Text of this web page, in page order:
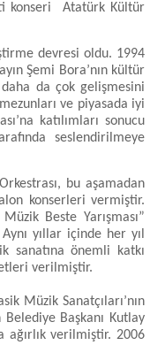
konseri Atatürk Kültür
devresi oldu. 1994
Şemi Bora’nın kültür
da çok gelişmesini
ve piyasada iyi
katılımları sonucu
seslendirilmeye
bu aşamadan
konserleri vermiştir.
Beste Yarışması”
yıllar içinde her yıl
sanatına önemli katkı
verilmiştir.
Müzik Sanatçıları’nın
Belediye Başkanı Kutlay
ağırlık verilmiştir. 2006